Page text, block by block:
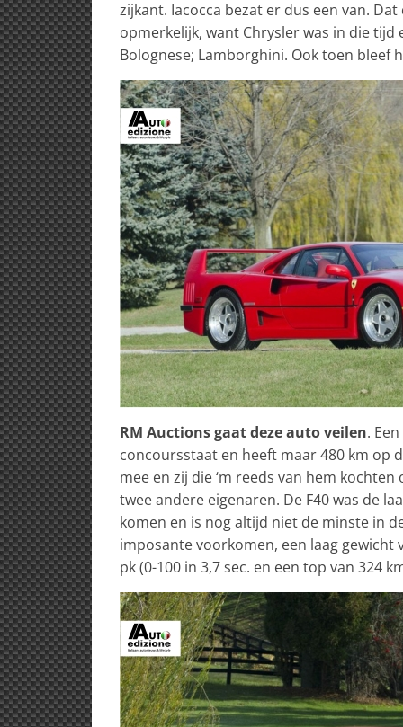
zijkant. Iacocca bezat er dus een van.
opmerkelijk, want Chrysler was in die tijd
Bolognese; Lamborghini. Ook toen bleef
RM Auctions gaat deze auto veilen.
concoursstaat en heeft maar 480 km op
mee en zij die ‘m reeds van hem
twee andere eigenaren. De F40 was de
komen en is nog altijd niet de minste in
imposante voorkomen, een laag gewicht
pk (0-100 in 3,7 sec. en een top van 324